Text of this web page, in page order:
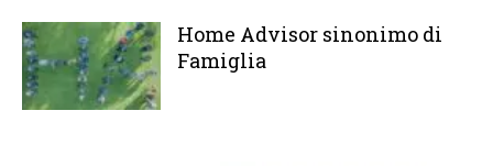
Home Advisor sinonimo di
Famiglia